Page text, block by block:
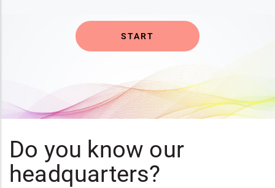
START
Do you know our
headquarters?